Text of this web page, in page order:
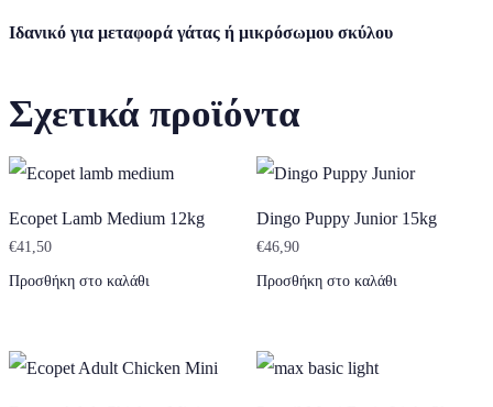
Iδανικό για μεταφορά γάτας ή μικρόσωμου σκύλου
Σχετικά προϊόντα
Ecopet Lamb Medium 12kg
€41,50
Προσθήκη στο καλάθι
Dingo Puppy Junior 15kg
€46,90
Προσθήκη στο καλάθι